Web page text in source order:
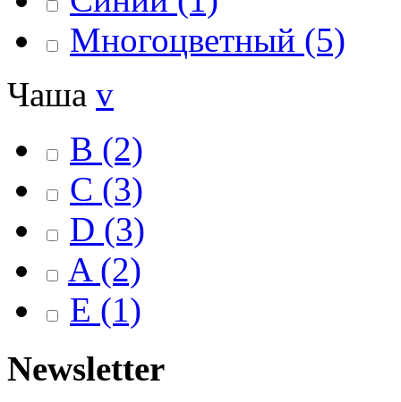
Многоцветный (5)
Чаша v
B (2)
C (3)
D (3)
A(2)
E (1)
Newsletter